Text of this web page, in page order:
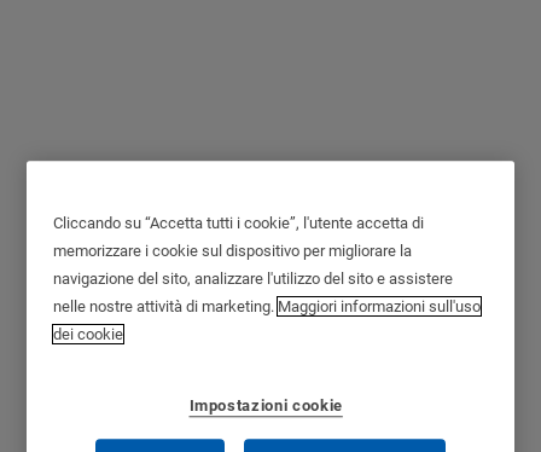
Serratura singolo
meccanismo
Cliccando su “Accetta tutti i cookie”, l'utente accetta di
memorizzare i cookie sul dispositivo per migliorare la
navigazione del sito, analizzare l'utilizzo del sito e assistere
nelle nostre attività di marketing. Maggiori informazioni sull'uso
dei cookie
Impostazioni cookie